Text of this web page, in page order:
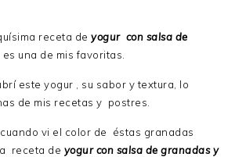
receta de yogur con salsa de
es una de mis favoritas.
este yogur , su sabor y textura, lo
de mis recetas y postres.
vi el color de éstas granadas
receta de yogur con salsa de granadas y